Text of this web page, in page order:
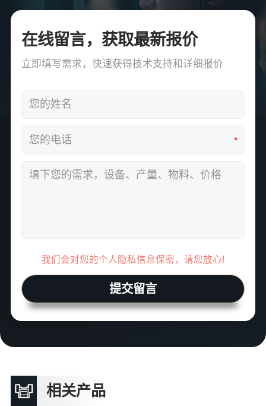
在线留言，获取最新报价
立即填写需求，快速获得技术支持和详细报价
*
我们会对您的个人隐私信息保密，请您放心!
提交留言
相关产品